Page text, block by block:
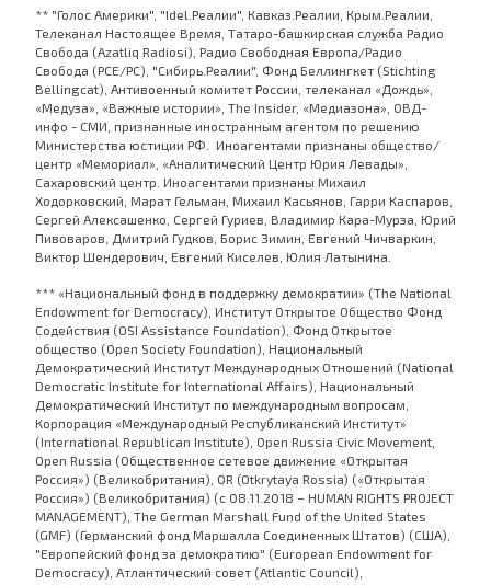
** "Голос Америки", "Idel.Реалии", Кавказ.Реалии, Крым.Реалии,
Телеканал Настоящее Время, Татаро-башкирская служба Радио
Свобода (Azatliq Radiosi), Радио Свободная Европа/Радио
Свобода (PCE/PC), "Сибирь.Реалии", Фонд Беллингкет (Stichting
Bellingcat), Антивоенный комитет России, телеканал «Дождь»,
«Медуза», «Важные истории», The Insider, «Медиазона», ОВД-
инфо - СМИ, признанные иностранным агентом по решению
Министерства юстиции РФ. Иноагентами признаны общество/
центр «Мемориал», «Аналитический Центр Юрия Левады»,
Сахаровский центр. Иноагентами признаны Михаил
Ходорковский, Марат Гельман, Михаил Касьянов, Гарри Каспаров,
Сергей Алексашенко, Сергей Гуриев, Владимир Кара-Мурза, Юрий
Пивоваров, Дмитрий Гудков, Борис Зимин, Евгений Чичваркин,
Виктор Шендерович, Евгений Киселев, Юлия Латынина.
*** «Национальный фонд в поддержку демократии» (The National
Endowment for Democracy), Институт Открытое Общество Фонд
Содействия (OSI Assistance Foundation), Фонд Открытое
общество (Open Society Foundation), Национальный
Демократический Институт Международных Отношений (National
Democratic Institute for International Affairs), Национальный
Демократический Институт по международным вопросам,
Корпорация «Международный Республиканский Институт»
(International Republican Institute), Open Russia Civic Movement,
Open Russia (Общественное сетевое движение «Открытая
Россия») (Великобритания), OR (Otkrytaya Rossia) («Открытая
Россия») (Великобритания) (с 08.11.2018 – HUMAN RIGHTS PROJECT
MANAGEMENT), The German Marshall Fund of the United States
(GMF) (Германский фонд Маршалла Соединенных Штатов) (США),
"Европейский фонд за демократию" (European Endowment for
Democracy), Атлантический совет (Atlantic Council),